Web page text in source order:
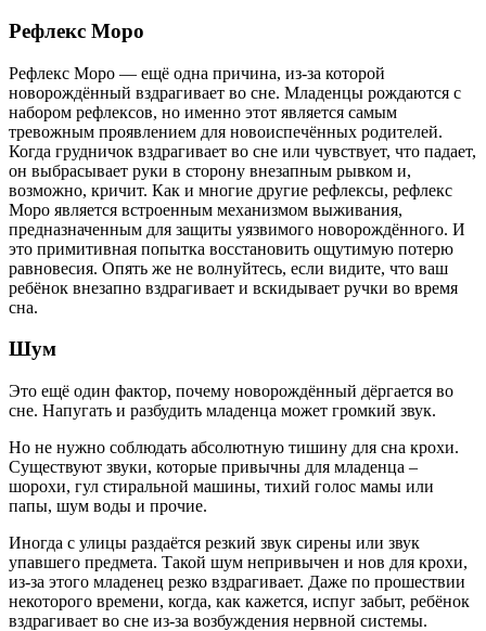
Рефлекс Моро
Рефлекс Моро — ещё одна причина, из-за которой
новорождённый вздрагивает во сне. Младенцы рождаются с
набором рефлексов, но именно этот является самым
тревожным проявлением для новоиспечённых родителей.
Когда грудничок вздрагивает во сне или чувствует, что падает,
он выбрасывает руки в сторону внезапным рывком и,
возможно, кричит. Как и многие другие рефлексы, рефлекс
Моро является встроенным механизмом выживания,
предназначенным для защиты уязвимого новорождённого. И
это примитивная попытка восстановить ощутимую потерю
равновесия. Опять же не волнуйтесь, если видите, что ваш
ребёнок внезапно вздрагивает и вскидывает ручки во время
сна.
Шум
Это ещё один фактор, почему новорождённый дёргается во
сне. Напугать и разбудить младенца может громкий звук.
Но не нужно соблюдать абсолютную тишину для сна крохи.
Существуют звуки, которые привычны для младенца –
шорохи, гул стиральной машины, тихий голос мамы или
папы, шум воды и прочие.
Иногда с улицы раздаётся резкий звук сирены или звук
упавшего предмета. Такой шум непривычен и нов для крохи,
из-за этого младенец резко вздрагивает. Даже по прошествии
некоторого времени, когда, как кажется, испуг забыт, ребёнок
вздрагивает во сне из-за возбуждения нервной системы.